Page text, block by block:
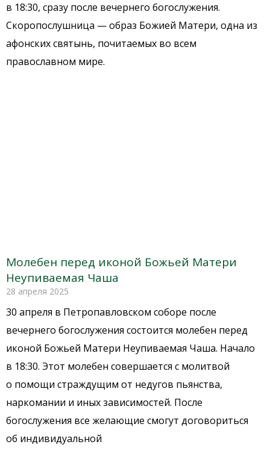
в 18:30, сразу после вечернего богослужения.
Скоропослушница — образ Божией Матери, одна из
афонских святынь, почитаемых во всем
православном мире.
Молебен перед иконой Божьей Матери
Неупиваемая Чаша
28 апреля 2025
30 апреля в Петропавловском соборе после
вечернего богослужения состоится молебен перед
иконой Божьей Матери Неупиваемая Чаша. Начало
в 18:30. Этот молебен совершается с молитвой
о помощи страждущим от недугов пьянства,
наркомании и иных зависимостей. После
богослужения все желающие смогут договориться
об индивидуальной